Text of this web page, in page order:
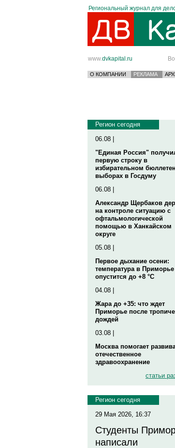
Региональный журнал для
www.dvkapital.ru
О КОМПАНИИ РЕКЛАМА
Регион сегодня
06.08 |
"Единая Россия"
первую строку в
избирательном
выборах в Госдуму
06.08 |
Александр Щербаков
на контроле ситуацию с
офтальмологической
помощью в Ханкайском
округе
05.08 |
Первое дыхание осени:
температура в Приморье
опустится до +8 °C
04.08 |
Жара до +35: что ждет
Приморье после
дождей
03.08 |
Москва помогает
отечественное
здравоохранение
статьи
Регион сегодня
29 Мая 2026, 16:37
Студенты
написали